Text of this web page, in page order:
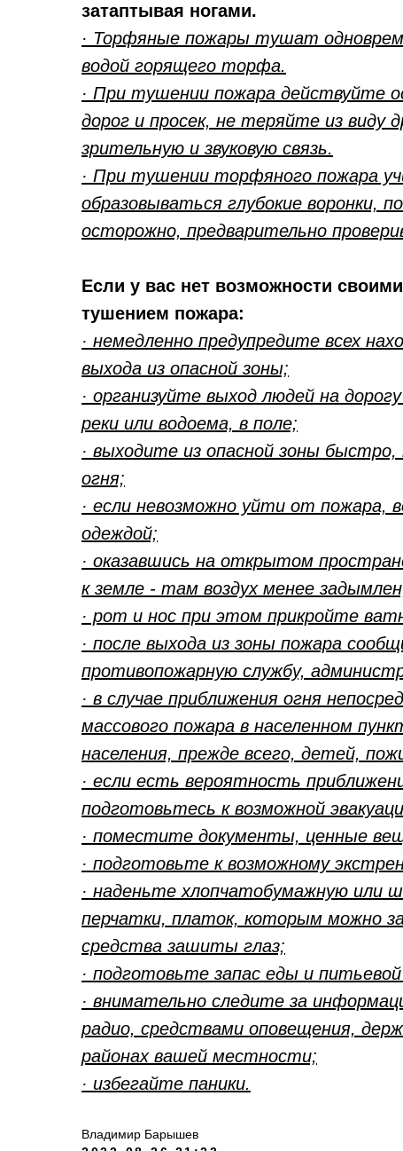
затаптывая ногами.
· Торфяные пожары тушат
водой горящего торфа.
· При тушении пожара действуйте
дорог и просек, не теряйте из виду
зрительную и звуковую связь.
· При тушении торфяного пожара
образовываться глубокие воронки,
осторожно, предварительно
Если у вас нет возможности
тушением пожара:
· немедленно предупредите всех
выхода из опасной зоны;
· организуйте выход людей на
реки или водоема, в поле;
· выходите из опасной зоны быстро,
огня;
· если невозможно уйти от пожара,
одеждой;
· оказавшись на открытом
к земле - там воздух менее
· рот и нос при этом прикройте
· после выхода из зоны пожара
противопожарную службу,
· в случае приближения огня
массового пожара в населенном
населения, прежде всего, детей,
· если есть вероятность
подготовьтесь к возможной
· поместите документы, ценные
· подготовьте к возможному
· наденьте хлопчатобумажную или
перчатки, платок, которым можно
средства зашиты глаз;
· подготовьте запас еды и
· внимательно следите за
радио, средствами оповещения,
районах вашей местности;
· избегайте паники.
Владимир Барышев